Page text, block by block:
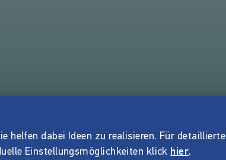
helfen dabei Ideen zu realisieren. Für detaillierte
Einstellungsmöglichkeiten klick hier.